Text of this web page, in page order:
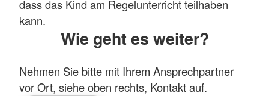
dass das Kind am Regelunterricht teilhaben
kann.
Wie geht es weiter?
Nehmen Sie bitte mit Ihrem Ansprechpartner
vor Ort, siehe oben rechts, Kontakt auf.